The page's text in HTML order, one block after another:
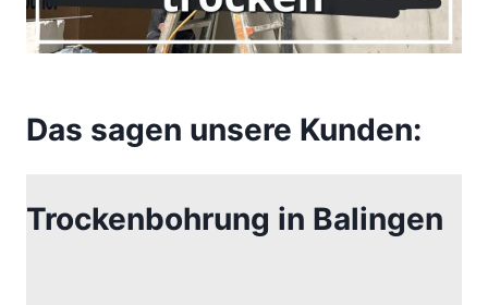
Das sagen unsere Kunden:
Trockenbohrung in Balingen